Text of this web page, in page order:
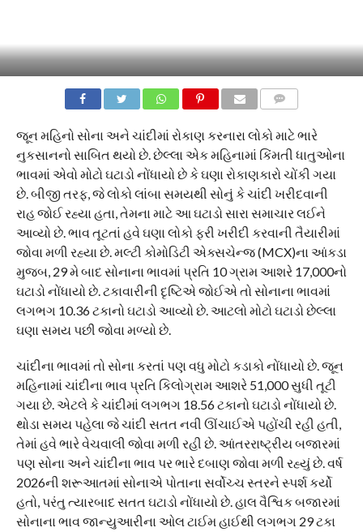
જૂન મહિનો સોના અને ચાંદીમાં રોકાણ કરનારા લોકો માટે ભારે
નુકસાનનો સાબિત થયો છે. છેલ્લા એક મહિનામાં કિંમતી ધાતુઓના
ભાવમાં એવો મોટો ઘટાડો નોંધાયો છે કે ઘણા રોકાણકારો ચોંકી ગયા
છે. બીજી તરફ, જે લોકો લાંબા સમયથી સોનું કે ચાંદી ખરીદવાની
રાહ જોઈ રહ્યા હતા, તેમના માટે આ ઘટાડો સારા સમાચાર લઈને
આવ્યો છે. ભાવ તૂટતાં હવે ઘણા લોકો ફરી ખરીદી કરવાની તૈયારીમાં
જોવા મળી રહ્યા છે. મલ્ટી કોમોડિટી એક્સચેન્જ (MCX)ના આંકડા
મુજબ, 29 મે બાદ સોનાના ભાવમાં પ્રતિ 10 ગ્રામ આશરે 17,000નો
ઘટાડો નોંધાયો છે. ટકાવારીની દૃષ્ટિએ જોઈએ તો સોનાના ભાવમાં
લગભગ 10.36 ટકાનો ઘટાડો આવ્યો છે. આટલો મોટો ઘટાડો છેલ્લા
ઘણા સમય પછી જોવા મળ્યો છે.
ચાંદીના ભાવમાં તો સોના કરતાં પણ વધુ મોટો કડાકો નોંધાયો છે. જૂન
મહિનામાં ચાંદીના ભાવ પ્રતિ કિલોગ્રામ આશરે 51,000 સુધી તૂટી
ગયા છે. એટલે કે ચાંદીમાં લગભગ 18.56 ટકાનો ઘટાડો નોંધાયો છે.
થોડા સમય પહેલા જે ચાંદી સતત નવી ઊંચાઈએ પહોંચી રહી હતી,
તેમાં હવે ભારે વેચવાલી જોવા મળી રહી છે. આંતરરાષ્ટ્રીય બજારમાં
પણ સોના અને ચાંદીના ભાવ પર ભારે દબાણ જોવા મળી રહ્યું છે. વર્ષ
2026ની શરૂઆતમાં સોનાએ પોતાના સર્વોચ્ચ સ્તરને સ્પર્શ કર્યો
હતો, પરંતુ ત્યારબાદ સતત ઘટાડો નોંધાયો છે. હાલ વૈશ્વિક બજારમાં
સોનાના ભાવ જાન્યુઆરીના ઓલ ટાઈમ હાઈથી લગભગ 29 ટકા